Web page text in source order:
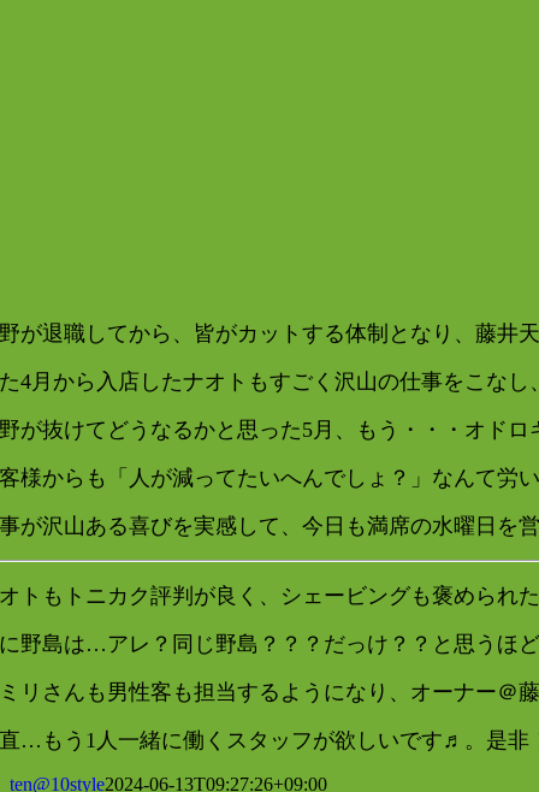
が退職してから、皆がカットする体制となり、藤井
4月から入店したナオトもすごく沢山の仕事をこな
が抜けてどうなるかと思った5月、もう・・・オド
様からも「人が減ってたいへんでしょ？」なんて労
が沢山ある喜びを実感して、今日も満席の水曜日を
トもトニカク評判が良く、シェービングも褒められ
野島は…アレ？同じ野島？？？だっけ？？と思うほ
リさんも男性客も担当するようになり、オーナー＠
…もう1人一緒に働くスタッフが欲しいです♬。是
ten@10style2024-06-13T09:27:26+09:00